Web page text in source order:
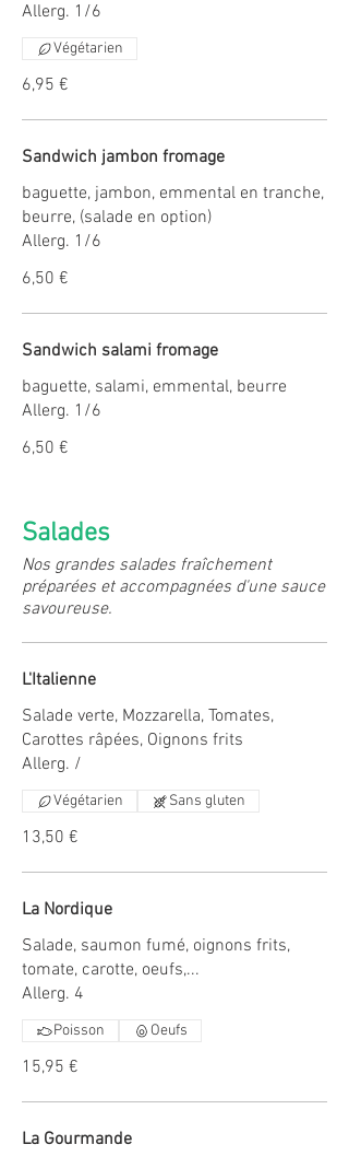
Allerg. 1/6
6,95 €
Végétarien
Sandwich jambon fromage
baguette, jambon, emmental en tranche,
beurre, (salade en option)
Allerg. 1/6
6,50 €
Sandwich salami fromage
baguette, salami, emmental, beurre
Allerg. 1/6
6,50 €
Salades
Nos grandes salades fraîchement
préparées et accompagnées d'une sauce
savoureuse.
L'Italienne
Salade verte, Mozzarella, Tomates,
Carottes râpées, Oignons frits
Allerg. /
13,50 €
Végétarien Sans gluten
La Nordique
Salade, saumon fumé, oignons frits,
tomate, carotte, oeufs,...
Allerg. 4
15,95 €
Poisson Oeufs
La Gourmande